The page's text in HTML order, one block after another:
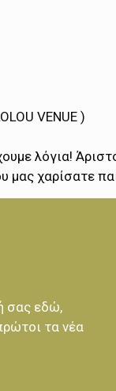
VENUE )
λόγια!
μας χαρίσατε
σας εδώ,
τα νέα